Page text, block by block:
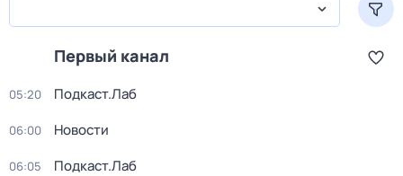
Первый канал
05:20 Подкаст.Лаб
06:00 Новости
06:05 Подкаст.Лаб